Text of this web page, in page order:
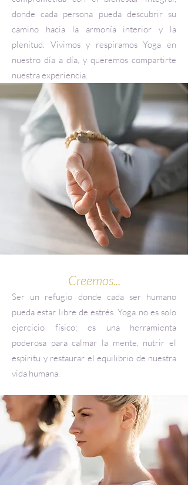
donde cada persona pueda descubrir su
camino hacia la armonía interior y la
plenitud. Vivimos y respiramos Yoga en
nuestro día a día, y queremos compartirte
nuestra experiencia.
Creemos...
Ser un refugio donde cada ser humano
pueda estar libre de estrés. Yoga no es solo
ejercicio físico; es una herramienta
poderosa para calmar la mente, nutrir el
espíritu y restaurar el equilibrio de nuestra
vida humana.